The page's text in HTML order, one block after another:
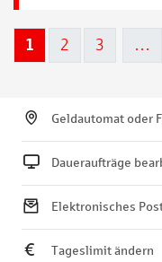
1 2 3 …
Geldautomat oder
Daueraufträge
Elektronisches
Tageslimit ändern